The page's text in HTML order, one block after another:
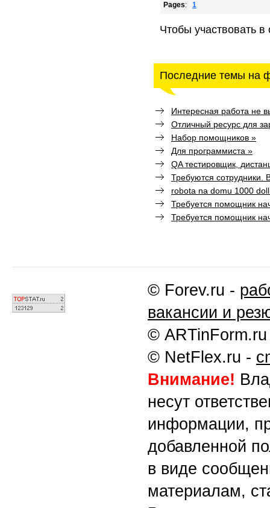
Pages: 1
Чтобы участвовать
Последние темы на
Интересная работа не
Отличный ресурс для
Набор помощников »
Для программиста »
QA тестировщик,
Требуются сотрудники.
robota na domu 1000
Требуется помощник
Требуется помощник
© Forev.ru -
вакансии и
©
© NetFlex.ru -
Внимание!
несут
информации,
добавленной
в виде
материалам,